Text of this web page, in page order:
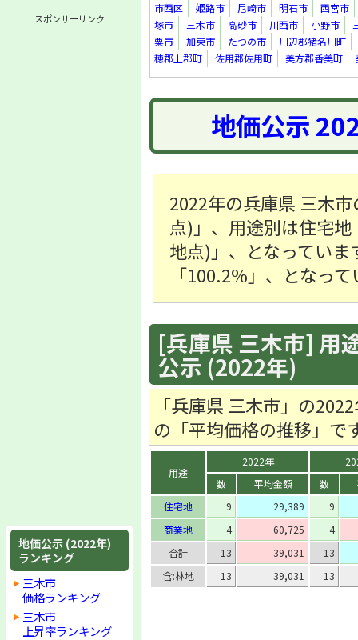
スポンサーリンク
地価公示 (2022年)
ランキング
三木市
価格ランキング
三木市
上昇率ランキング
市西区
姫路市 尼崎市 明石市
西宮市
塚市
三木市 高砂市 川西市 小野市
粟市
加東市 たつの市
川辺郡猪名川町
穂郡上郡町
佐用郡佐用町 美方郡香美町
地価公示
2022年の兵庫県 三木
点)」、用途別は住宅
地点)」、となってい
「100.2%」、となっ
[兵庫県 三木市] 用
公示 (2022年)
「兵庫県 三木市」の
の「平均価格の推移」で
用途
2022年
数
平均金額 数
住宅地
9 29,389
9
商業地
4 60,725
4
合計
13 39,031
13
含:林地
13 39,031 13